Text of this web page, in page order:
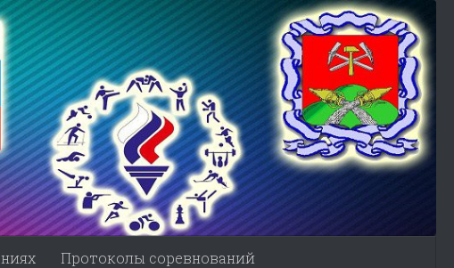
Протоколы соревнований